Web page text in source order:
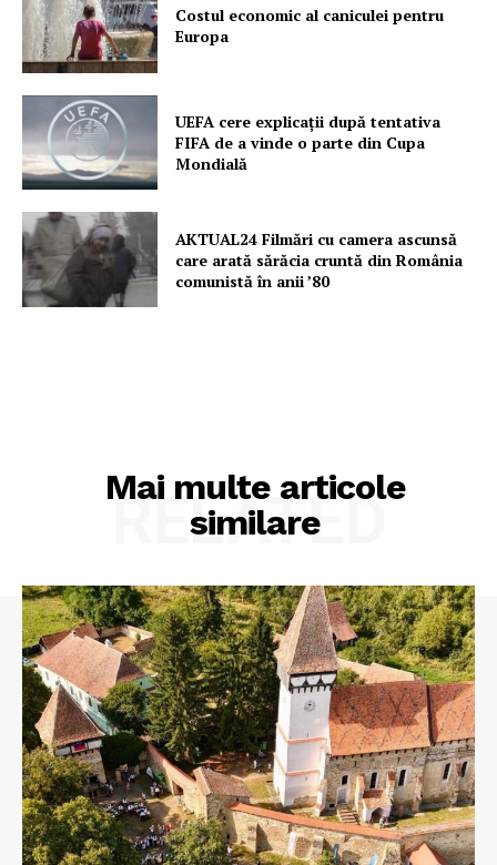
Costul economic al caniculei pentru
Europa
UEFA cere explicații după tentativa
FIFA de a vinde o parte din Cupa
Mondială
AKTUAL24 Filmări cu camera ascunsă
care arată sărăcia cruntă din România
comunistă în anii ’80
Mai multe articole
similare
RELATED